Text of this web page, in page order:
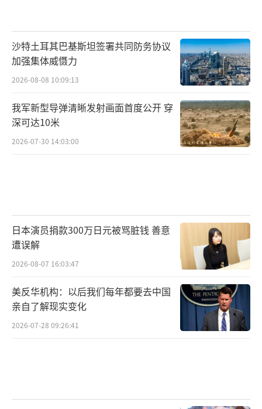
沙特土耳其巴基斯坦签署共同防务协议
加强集体威慑力
2026-08-08 10:09:13
我军新型导弹清晰发射画面首度公开 穿
深可达10米
2026-07-30 14:03:00
日本演员捐款300万日元被骂脏钱 善意
遭误解
2026-08-07 16:03:47
美反华机构：以后我们每年都要去中国
亲自了解现实变化
2026-07-28 09:26:41